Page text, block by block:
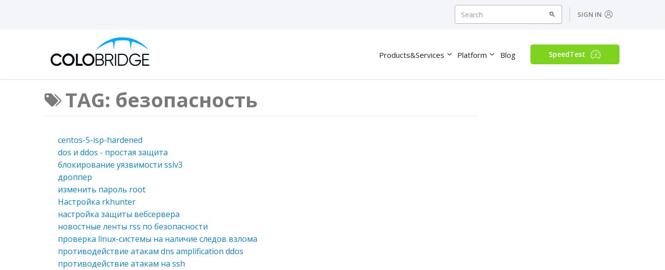
SIGN IN
Products&Services Platform Blog SpeedTest
TAG: безопасность
centos-5-isp-hardened
dos и ddos - простая защита
блокирование уязвимости sslv3
дроппер
изменить пароль root
Настройка rkhunter
настройка защиты вебсервера
новостные ленты rss по безопасности
проверка linux-системы на наличие следов взлома
противодействие атакам dns amplification ddos
противодействие атакам на ssh